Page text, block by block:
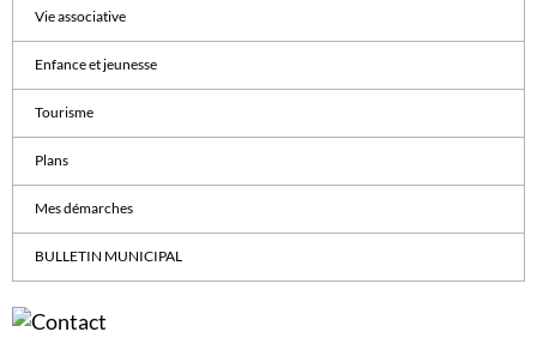
Vie associative
Enfance et jeunesse
Tourisme
Plans
Mes démarches
BULLETIN MUNICIPAL